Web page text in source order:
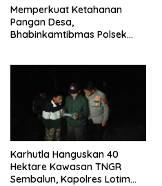
Memperkuat Ketahanan
Pangan Desa,
Bhabinkamtibmas Polsek
Karhutla Hanguskan 40
Hektare Kawasan TNGR
Sembalun, Kapolres Lotim